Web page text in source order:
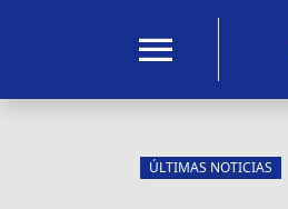
menu
ÚLTIMAS NOTICIAS